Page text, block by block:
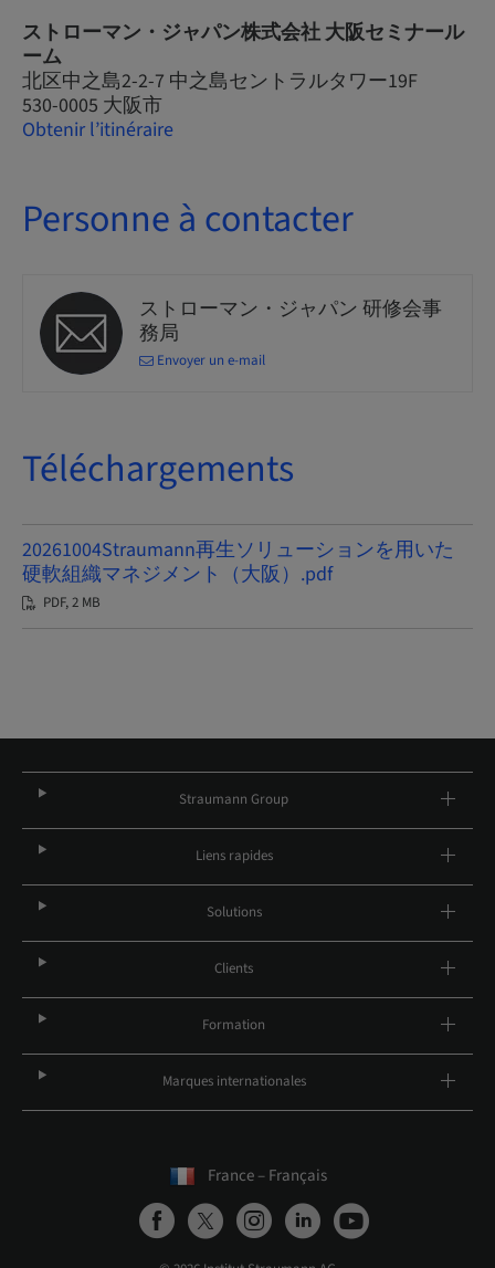
ストローマン・ジャパン株式会社 大阪セミナール
ーム
北区中之島2-2-7 中之島セントラルタワー19F
530-0005 大阪市
Obtenir l’itinéraire
Personne à contacter
ストローマン・ジャパン 研修会事
務局
Envoyer un e-mail
Téléchargements
20261004Straumann再生ソリューションを用いた
硬軟組織マネジメント（大阪）.pdf
PDF, 2 MB
Straumann Group
Liens rapides
Solutions
Clients
Formation
Marques internationales
France – Français